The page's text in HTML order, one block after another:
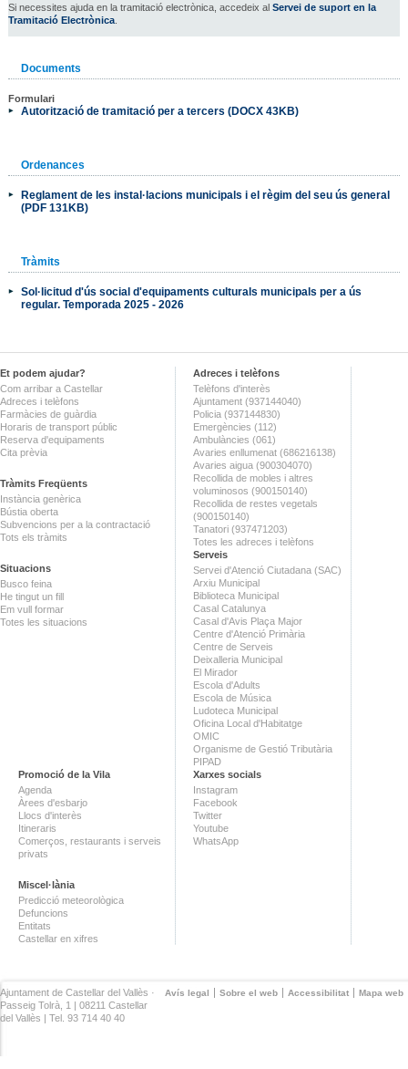
Si necessites ajuda en la tramitació electrònica, accedeix al Servei de suport en la
Tramitació Electrònica.
Documents
Formulari
Autorització de tramitació per a tercers (DOCX 43KB)
Ordenances
Reglament de les instal·lacions municipals i el règim del seu ús general
(PDF 131KB)
Tràmits
Sol·licitud d'ús social d'equipaments culturals municipals per a ús
regular. Temporada 2025 - 2026
Et podem ajudar?
Com arribar a Castellar
Adreces i telèfons
Farmàcies de guàrdia
Horaris de transport públic
Reserva d'equipaments
Cita prèvia
Tràmits Freqüents
Instància genèrica
Bústia oberta
Subvencions per a la contractació
Tots els tràmits
Situacions
Busco feina
He tingut un fill
Em vull formar
Totes les situacions
Adreces i telèfons
Telèfons d'interès
Ajuntament (937144040)
Policia (937144830)
Emergències (112)
Ambulàncies (061)
Avaries enllumenat (686216138)
Avaries aigua (900304070)
Recollida de mobles i altres
voluminosos (900150140)
Recollida de restes vegetals
(900150140)
Tanatori (937471203)
Totes les adreces i telèfons
Serveis
Servei d'Atenció Ciutadana (SAC)
Arxiu Municipal
Biblioteca Municipal
Casal Catalunya
Casal d'Avis Plaça Major
Centre d'Atenció Primària
Centre de Serveis
Deixalleria Municipal
El Mirador
Escola d'Adults
Escola de Música
Ludoteca Municipal
Oficina Local d'Habitatge
OMIC
Organisme de Gestió Tributària
PIPAD
Promoció de la Vila
Agenda
Àrees d'esbarjo
Llocs d'interès
Itineraris
Comerços, restaurants i serveis
privats
Miscel·lània
Predicció meteorològica
Defuncions
Entitats
Castellar en xifres
Xarxes socials
Instagram
Facebook
Twitter
Youtube
WhatsApp
Avís legal Sobre el web Accessibilitat Mapa web
Ajuntament de Castellar del Vallès ·
Passeig Tolrà, 1 | 08211 Castellar
del Vallès | Tel. 93 714 40 40